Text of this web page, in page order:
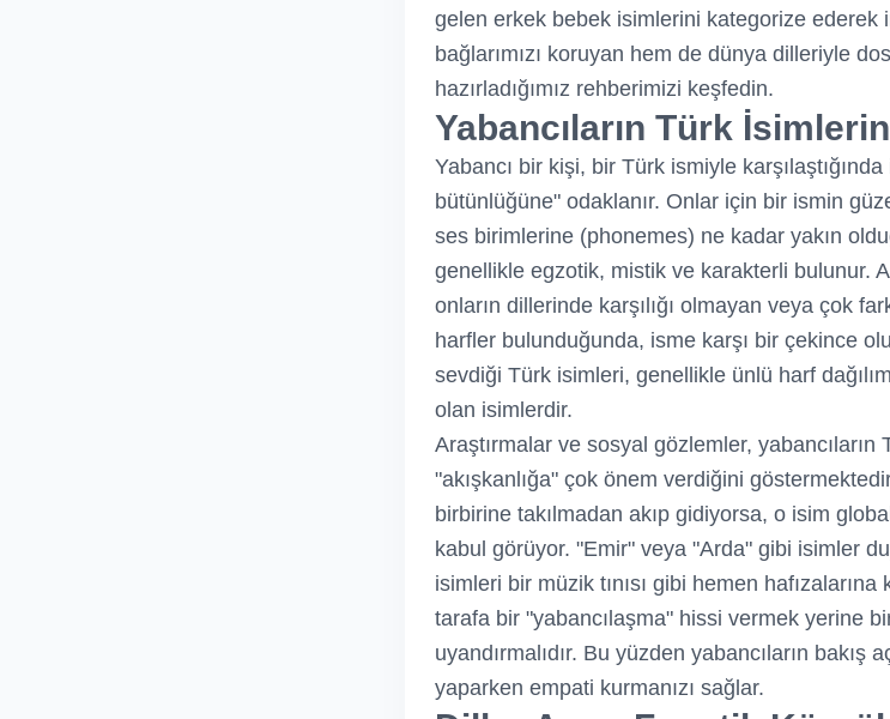
gelen erkek bebek isimlerini kategorize ederek
bağlarımızı koruyan hem de dünya dilleriyle
hazırladığımız rehberimizi keşfedin.
Yabancıların Türk
Yabancı bir kişi, bir Türk ismiyle
bütünlüğüne" odaklanır. Onlar için bir ismin
ses birimlerine (phonemes) ne kadar yakın
genellikle egzotik, mistik ve karakterli bulunur.
onların dillerinde karşılığı olmayan veya çok
harfler bulunduğunda, isme karşı bir çekince
sevdiği Türk isimleri, genellikle ünlü harf
olan isimlerdir.
Araştırmalar ve sosyal gözlemler,
"akışkanlığa" çok önem verdiğini
birbirine takılmadan akıp gidiyorsa, o isim
kabul görüyor. "Emir" veya "Arda" gibi isimler
isimleri bir müzik tınısı gibi hemen
tarafa bir "yabancılaşma" hissi vermek yerine
uyandırmalıdır. Bu yüzden yabancıların bakış
yaparken empati kurmanızı sağlar.